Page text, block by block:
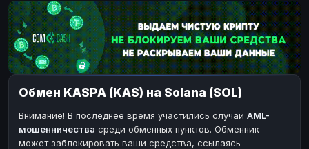
Toncoin TON
Dogecoin DOGE
TRX TRON
Bitcoin Cash BCH
BinanceCoin BEP20
Ether Classic ETC
Toncoin TON
Dogecoin DOGE
TRX TRON
Bitcoin Cash BCH
BinanceCoin
Ether Classic
Ripple
Обмен KASPA (KAS) на Solana (SOL)
Внимание! В последнее время участились случаи AML-
мошенничества среди обменных пунктов. Обменник
может заблокировать ваши средства, ссылаясь